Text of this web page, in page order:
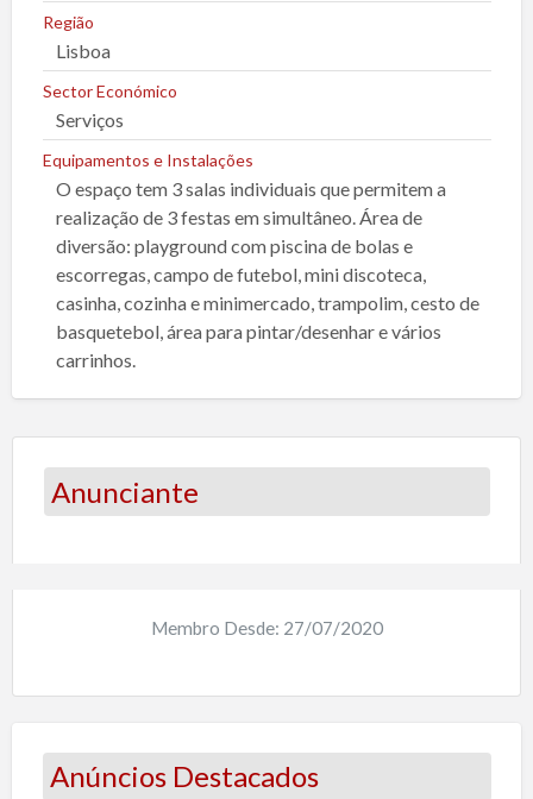
m
a
Região
Lisboa
Sector Económico
Serviços
Equipamentos e Instalações
O espaço tem 3 salas individuais que permitem a
realização de 3 festas em simultâneo. Área de
diversão: playground com piscina de bolas e
escorregas, campo de futebol, mini discoteca,
casinha, cozinha e minimercado, trampolim, cesto de
basquetebol, área para pintar/desenhar e vários
carrinhos.
Anunciante
Membro Desde: 27/07/2020
Anúncios Destacados